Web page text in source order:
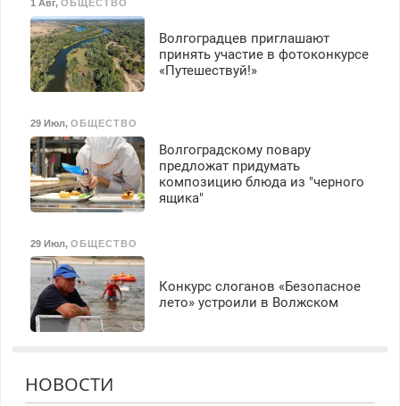
1 Авг, ОБЩЕСТВО
Волгоградцев приглашают
принять участие в фотоконкурсе
«Путешествуй!»
29 Июл, ОБЩЕСТВО
Волгоградскому повару
предложат придумать
композицию блюда из "черного
ящика"
29 Июл, ОБЩЕСТВО
Конкурс слоганов «Безопасное
лето» устроили в Волжском
НОВОСТИ